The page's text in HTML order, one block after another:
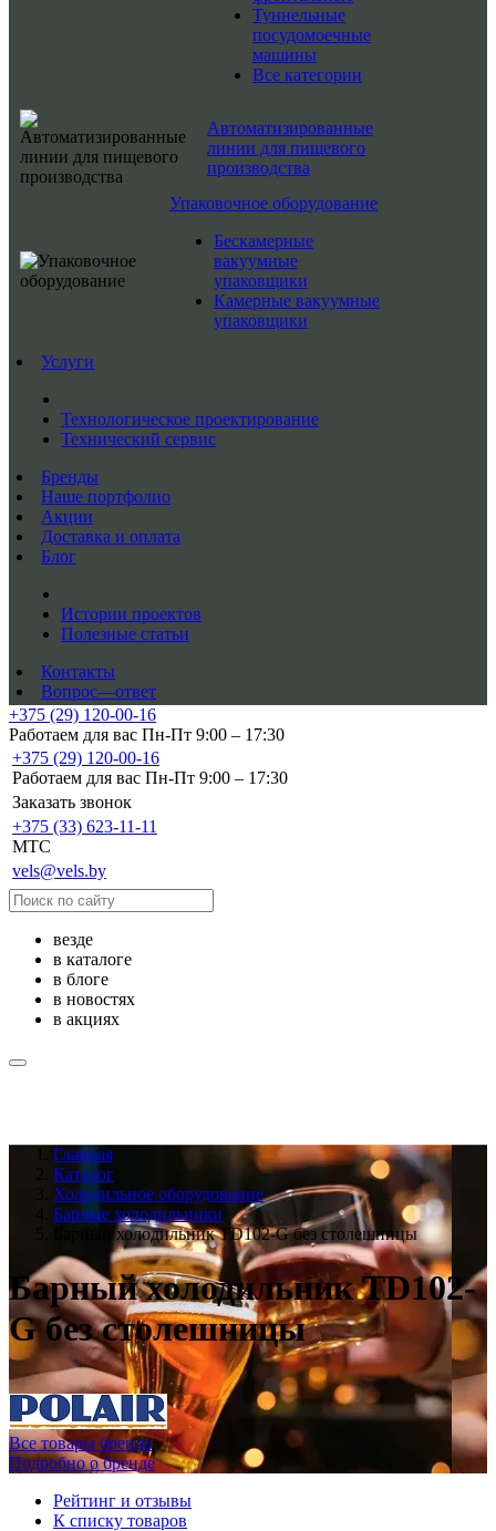
Туннельные
посудомоечные
машины
Все категории
Автоматизированные
линии для пищевого
производства
Упаковочное оборудование
Бескамерные
вакуумные
упаковщики
Камерные вакуумные
упаковщики
Услуги
Технологическое проектирование
Технический сервис
Бренды
Наше портфолио
Акции
Доставка и оплата
Блог
Истории проектов
Полезные статьи
Контакты
Вопрос—ответ
+375 (29) 120-00-16
Работаем для вас Пн-Пт 9:00 – 17:30
+375 (29) 120-00-16
Работаем для вас Пн-Пт 9:00 – 17:30
Заказать звонок
+375 (33) 623-11-11
MTC
vels@vels.by
везде
в каталоге
в блоге
в новостях
в акциях
Главная
Каталог
Холодильное оборудование
Барные холодильники
Барный холодильник TD102-G без столешницы
Барный холодильник TD102-
G без столешницы
Все товары бренда
Подробно о бренде
Рейтинг и отзывы
К списку товаров